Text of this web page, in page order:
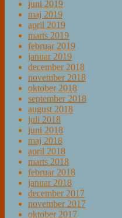
juni 2019
maj 2019
april 2019
marts 2019
februar 2019
januar 2019
december 2018
november 2018
oktober 2018
september 2018
august 2018
juli 2018
juni 2018
maj 2018
april 2018
marts 2018
februar 2018
januar 2018
december 2017
november 2017
oktober 2017